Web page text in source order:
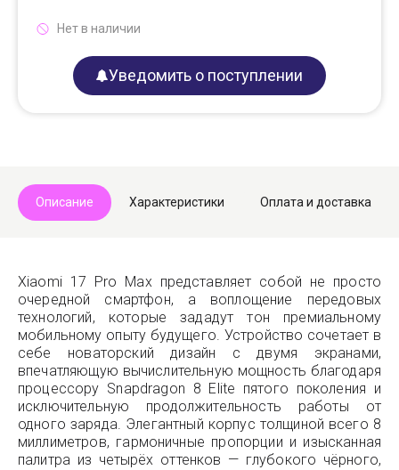
Нет в наличии
Уведомить о поступлении
Описание Характеристики Оплата и доставка
Xiaomi 17 Pro Max представляет собой не просто
очередной смартфон, а воплощение передовых
технологий, которые зададут тон премиальному
мобильному опыту будущего. Устройство сочетает в
себе новаторский дизайн с двумя экранами,
впечатляющую вычислительную мощность благодаря
процессору Snapdragon 8 Elite пятого поколения и
исключительную продолжительность работы от
одного заряда. Элегантный корпус толщиной всего 8
миллиметров, гармоничные пропорции и изысканная
палитра из четырёх оттенков — глубокого чёрного,